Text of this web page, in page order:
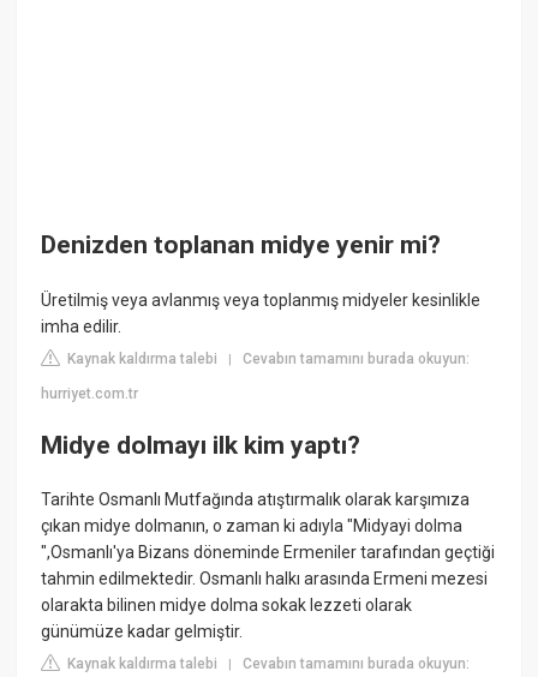
Denizden toplanan midye yenir mi?
Üretilmiş veya avlanmış veya toplanmış midyeler kesinlikle
imha edilir.
Kaynak kaldırma talebi |Cevabın tamamını burada okuyun:
hurriyet.com.tr
Midye dolmayı ilk kim yaptı?
Tarihte Osmanlı Mutfağında atıştırmalık olarak karşımıza
çıkan midye dolmanın, o zaman ki adıyla "Midyayi dolma
",Osmanlı'ya Bizans döneminde Ermeniler tarafından geçtiği
tahmin edilmektedir. Osmanlı halkı arasında Ermeni mezesi
olarakta bilinen midye dolma sokak lezzeti olarak
günümüze kadar gelmiştir.
Kaynak kaldırma talebi |Cevabın tamamını burada okuyun: